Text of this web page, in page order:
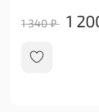
1 340 ₽ 1
интенсивной
коврик легко